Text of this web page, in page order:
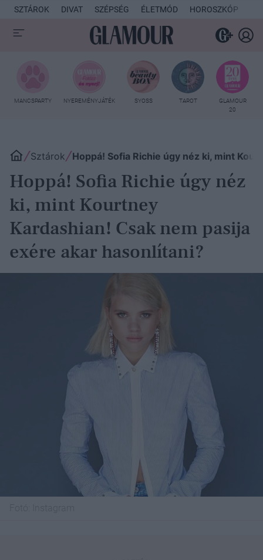
SZTÁROK DIVAT SZÉPSÉG ÉLETMÓD HOROSZKÓP
MANCSPARTY NYEREMÉNYJÁTÉK SYOSS TAROT
GLAMOUR
20
Sztárok Hoppá! Sofia Richie úgy néz ki, mint
Hoppá! Sofia Richie úgy néz
ki, mint Kourtney
Kardashian! Csak nem pasija
exére akar hasonlítani?